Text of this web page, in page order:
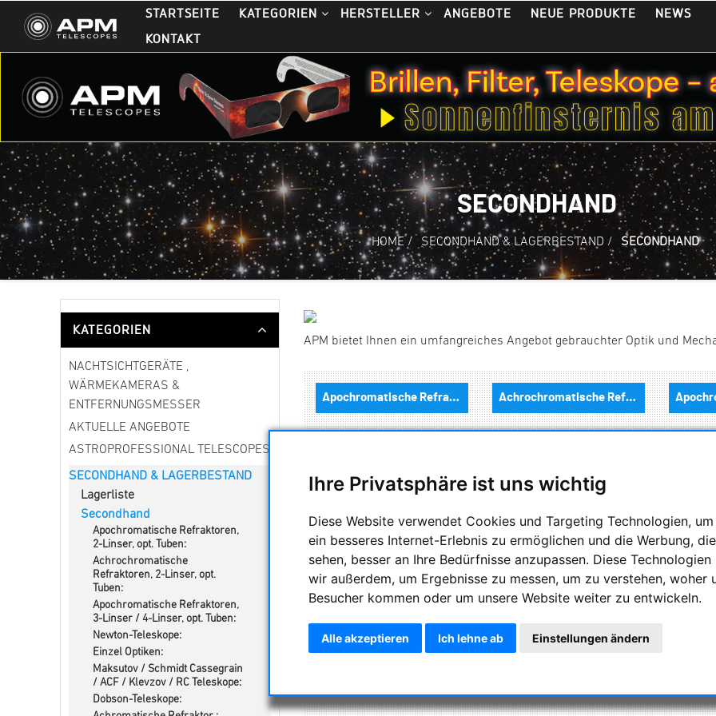
Ihre Privatsphäre ist uns wichtig
Diese Website verwendet Cookies und Targeting Technologien, um
ein besseres Internet-Erlebnis zu ermöglichen und die Werbung,
sehen, besser an Ihre Bedürfnisse anzupassen. Diese Technologien
wir außerdem, um Ergebnisse zu messen, um zu verstehen, woher
Besucher kommen oder um unsere Website weiter zu entwickeln.
Alle akzeptieren Ich lehne ab Einstellungen ändern
STARTSEITE KATEGORIEN HERSTELLER ANGEBOTE NEUE PRODUKTE
NEWS
KONTAKT
SECONDHAND
HOME / SECONDHAND & LAGERBESTAND / SECONDHAND
KATEGORIEN
NACHTSICHTGERÄTE ,
WÄRMEKAMERAS &
ENTFERNUNGSMESSER
AKTUELLE ANGEBOTE
ASTROPROFESSIONAL TELESCOPES
SECONDHAND & LAGERBESTAND
Lagerliste
Secondhand
Apochromatische Refraktoren,
2-Linser, opt. Tuben:
Achrochromatische
Refraktoren, 2-Linser, opt.
Tuben:
Apochromatische Refraktoren,
3-Linser / 4-Linser, opt. Tuben:
Newton-Teleskope:
Einzel Optiken:
Maksutov / Schmidt Cassegrain
/ ACF / Klevzov / RC Teleskope:
Dobson-Teleskope:
APM bietet Ihnen ein umfangreiches Angebot gebrauchter Optik und
Apochromatische Refraktoren, 2-Linser, opt. Tuben: Achrochromatische Refraktoren, 2-Linser, opt. Tuben:
Koffer und Taschen Fernglaeser
Zenitspiegel und Prismen: